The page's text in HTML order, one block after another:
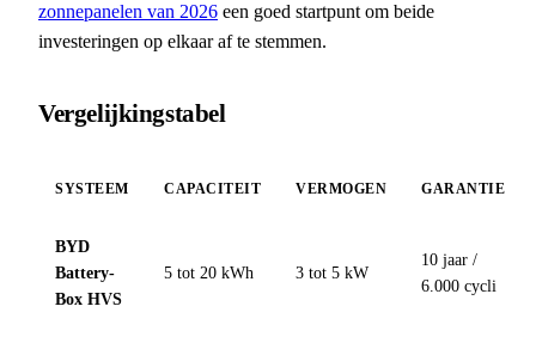
zonnepanelen van 2026 een goed startpunt om beide
investeringen op elkaar af te stemmen.
Vergelijkingstabel
SYSTEEM CAPACITEIT VERMOGEN GARANTIE
BYD
Battery-
Box HVS
5 tot 20 kWh 3 tot 5 kW
10 jaar /
6.000 cycli